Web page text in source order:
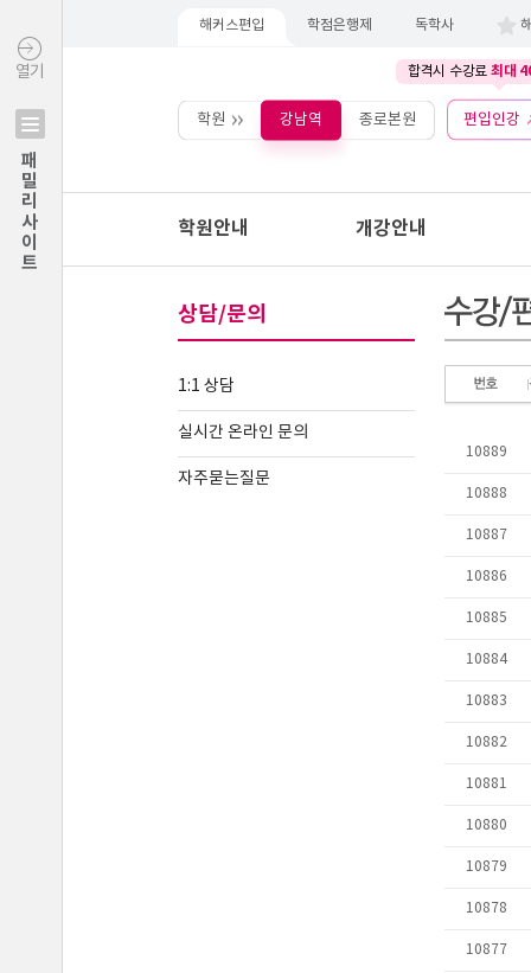
열기
패밀리사이트
해커스편입 학점은행제 독학사
합격시 수강료 최대
학원 강남역 종로본원 편입인강
학원안내 개강안내
상담/문의
1:1 상담
실시간 온라인 문의
자주묻는질문